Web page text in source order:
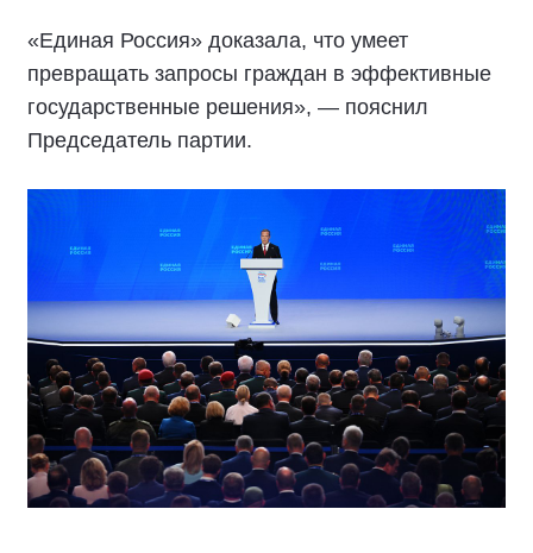
«Единая Россия» доказала, что умеет
превращать запросы граждан в эффективные
государственные решения», — пояснил
Председатель партии.